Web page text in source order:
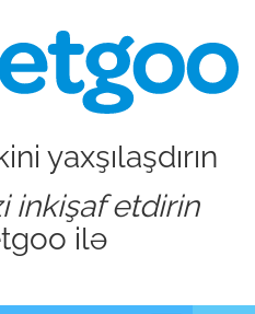
yaxşılaşdırın
inkişaf etdirin
ilə